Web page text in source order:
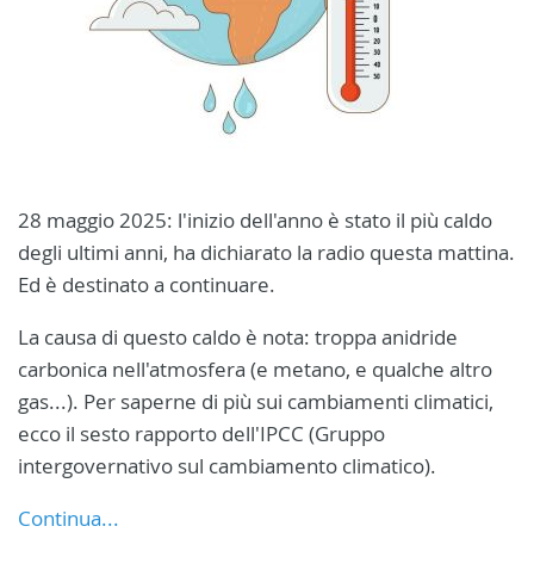
28 maggio 2025: l'inizio dell'anno è stato il più caldo
degli ultimi anni, ha dichiarato la radio questa mattina.
Ed è destinato a continuare.
La causa di questo caldo è nota: troppa anidride
carbonica nell'atmosfera (e metano, e qualche altro
gas...). Per saperne di più sui cambiamenti climatici,
ecco il sesto rapporto dell'IPCC (Gruppo
intergovernativo sul cambiamento climatico).
Continua...